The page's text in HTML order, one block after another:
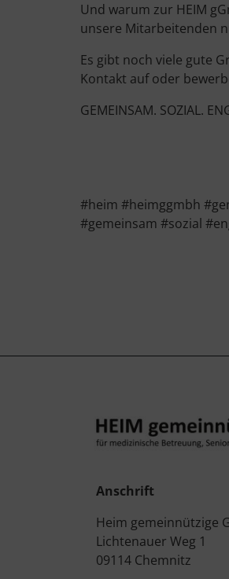
Und warum zur HEIM
unsere Mitarbeitenden
Es gibt noch viele gute
Kontakt auf oder
GEMEINSAM. SOZIAL.
#heim #heimggmbh
#gemeinsam #sozial
Anschrift
Heim gemeinnützige
Lichtenauer Weg 1
09114 Chemnitz